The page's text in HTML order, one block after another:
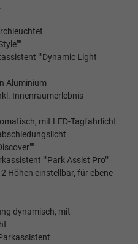
""Dynamic Light
Aluminium
Innenraumerlebnis
mit LED-Tagfahrlicht
""Park Assist Pro""
Höhen einstellbar, für ebene
dynamisch, mit